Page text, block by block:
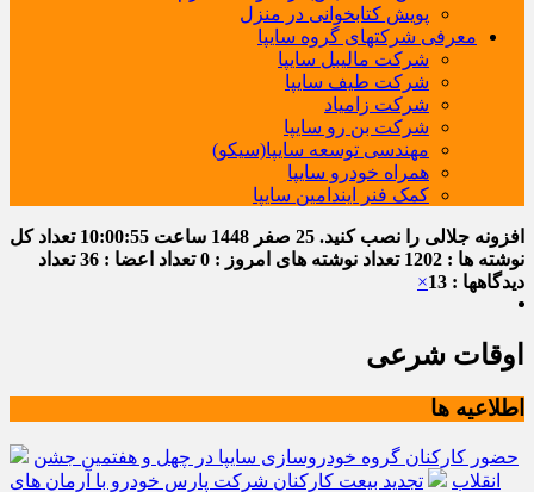
پویش کتابخوانی در منزل
معرفی شرکتهای گروه سایپا
شرکت مالیبل سایپا
شرکت طیف سایپا
شرکت زامیاد
شرکت بن رو سایپا
مهندسی توسعه سایپا(سیکو)
همراه خودرو سایپا
کمک فنر ایندامین سایپا
افزونه جلالی را نصب کنید. 25 صفر 1448 ساعت 10:00:55 تعداد کل
نوشته ها : 1202
تعداد نوشته های امروز : 0 تعداد اعضا : 36
تعداد
دیدگاهها : 13
×
اوقات شرعی
اطلاعیه ها
حضور کارکنان گروه خودروسازی سایپا در چهل و هفتمین جشن
انقلاب
تجدید بیعت کارکنان شرکت پارس خودرو با آرمان های